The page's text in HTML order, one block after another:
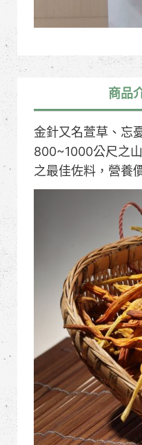
商品
金針又名萱草、忘
800~1000公尺之
之最佳佐料，營養